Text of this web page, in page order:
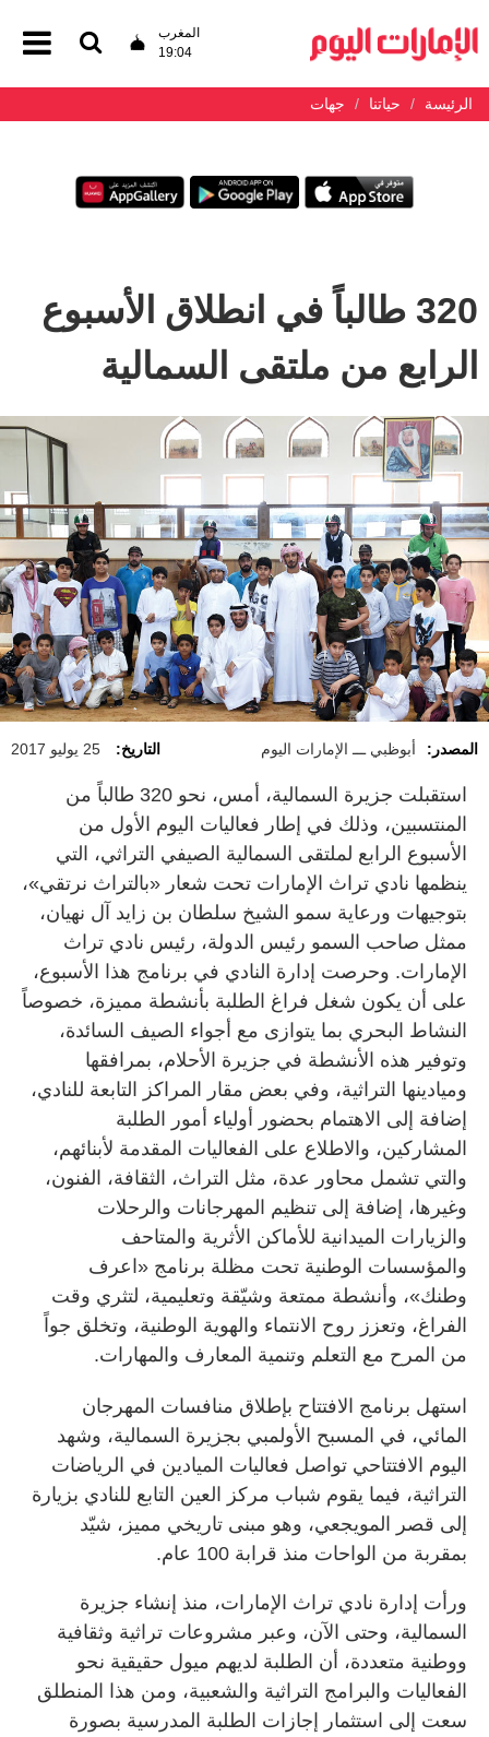
المغرب
19:04
الرئيسة حياتنا جهات
320 طالباً في انطلاق الأسبوع
الرابع من ملتقى السمالية
المصدر: أبوظبي ـــ الإمارات اليوم التاريخ: 25 يوليو 2017
استقبلت جزيرة السمالية، أمس، نحو 320 طالباً من
المنتسبين، وذلك في إطار فعاليات اليوم الأول من
الأسبوع الرابع لملتقى السمالية الصيفي التراثي، التي
ينظمها نادي تراث الإمارات تحت شعار «بالتراث نرتقي»،
بتوجيهات ورعاية سمو الشيخ سلطان بن زايد آل نهيان،
ممثل صاحب السمو رئيس الدولة، رئيس نادي تراث
الإمارات. وحرصت إدارة النادي في برنامج هذا الأسبوع،
على أن يكون شغل فراغ الطلبة بأنشطة مميزة، خصوصاً
النشاط البحري بما يتوازى مع أجواء الصيف السائدة،
وتوفير هذه الأنشطة في جزيرة الأحلام، بمرافقها
وميادينها التراثية، وفي بعض مقار المراكز التابعة للنادي،
إضافة إلى الاهتمام بحضور أولياء أمور الطلبة
المشاركين، والاطلاع على الفعاليات المقدمة لأبنائهم،
والتي تشمل محاور عدة، مثل التراث، الثقافة، الفنون،
وغيرها، إضافة إلى تنظيم المهرجانات والرحلات
والزيارات الميدانية للأماكن الأثرية والمتاحف
والمؤسسات الوطنية تحت مظلة برنامج «اعرف
وطنك»، وأنشطة ممتعة وشيّقة وتعليمية، لتثري وقت
الفراغ، وتعزز روح الانتماء والهوية الوطنية، وتخلق جواً
من المرح مع التعلم وتنمية المعارف والمهارات.
استهل برنامج الافتتاح بإطلاق منافسات المهرجان
المائي، في المسبح الأولمبي بجزيرة السمالية، وشهد
اليوم الافتتاحي تواصل فعاليات الميادين في الرياضات
التراثية، فيما يقوم شباب مركز العين التابع للنادي بزيارة
إلى قصر المويجعي، وهو مبنى تاريخي مميز، شيّد
بمقربة من الواحات منذ قرابة 100 عام.
ورأت إدارة نادي تراث الإمارات، منذ إنشاء جزيرة
السمالية، وحتى الآن، وعبر مشروعات تراثية وثقافية
ووطنية متعددة، أن الطلبة لديهم ميول حقيقية نحو
الفعاليات والبرامج التراثية والشعبية، ومن هذا المنطلق
سعت إلى استثمار إجازات الطلبة المدرسية بصورة